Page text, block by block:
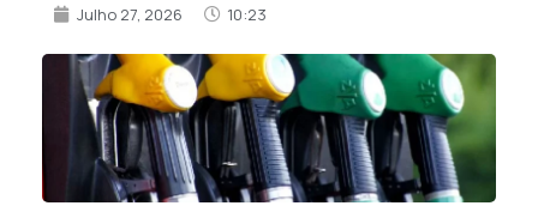
Julho 27, 2026 10:23